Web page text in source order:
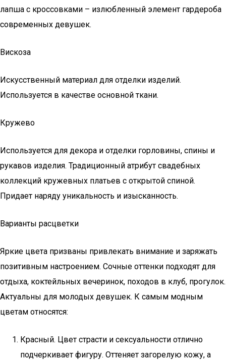
лапша с кроссовками – излюбленный элемент гардероба
современных девушек.
Вискоза
Искусственный материал для отделки изделий.
Используется в качестве основной ткани.
Кружево
Используется для декора и отделки горловины, спины и
рукавов изделия. Традиционный атрибут свадебных
коллекций кружевных платьев с открытой спиной.
Придает наряду уникальность и изысканность.
Варианты расцветки
Яркие цвета призваны привлекать внимание и заряжать
позитивным настроением. Сочные оттенки подходят для
отдыха, коктейльных вечеринок, походов в клуб, прогулок.
Актуальны для молодых девушек. К самым модным
цветам относятся:
Красный. Цвет страсти и сексуальности отлично
подчеркивает фигуру. Оттеняет загорелую кожу, а